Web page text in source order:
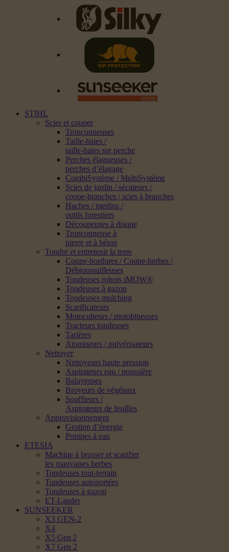
STIHL
Scier et couper
Tronçonneuses
Taille-haies /
taille-haies sur perche
Perches élagueuses /
perches d’élagage
CombiSystème / MultiSystème
Scies de jardin / sécateurs /
coupe-branches / scies à branches
Haches / merlins /
outils forestiers
Découpeuses à disque
Tronçonneuse à
pierre et à béton
Tondre et entretenir la terre
Coupe-bordures / Coupe-herbes /
Débroussailleuses
Tondeuses robots iMOW®
Tondeuses à gazon
Tondeuses mulching
Scarificateurs
Motoculteurs / motobineuses
Tracteurs tondeuses
Tarières
Atomiseurs / pulvérisateurs
Nettoyer
Nettoyeurs haute pression
Aspirateurs eau / poussière
Balayeuses
Broyeurs de végétaux
Souffleurs /
Aspirateurs de feuilles
Approvisionnement
Gestion d’énergie
Pompes à eau
ETESIA
Machine à brosser et scarifier
les mauvaises herbes
Tondeuses tout-terrain
Tondeuses autoportées
Tondeuses à gazon
ET-Lander
SUNSEEKER
X3 GEN-2
X4
X5 Gen 2
X7 Gen 2